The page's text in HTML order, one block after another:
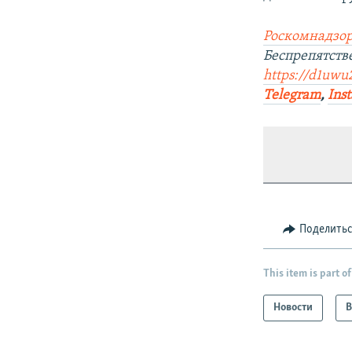
https://
Telegram,
This item is part of
Новости